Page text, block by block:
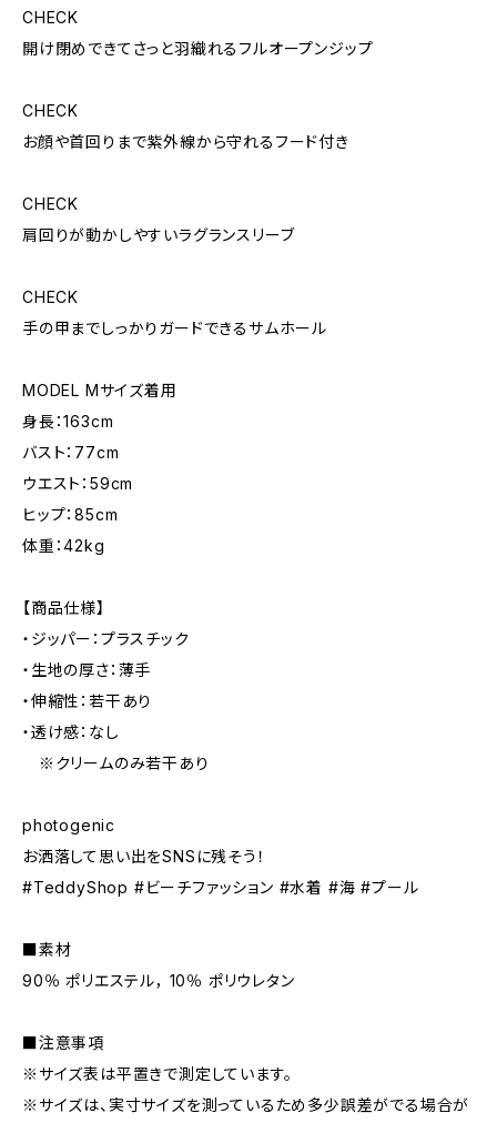
CHECK
開け閉めできてさっと羽織れるフルオープンジップ
CHECK
お顔や首回りまで紫外線から守れるフード付き
CHECK
肩回りが動かしやすいラグランスリーブ
CHECK
手の甲までしっかりガードできるサムホール
MODEL Mサイズ着用
身長：163cm
バスト：77cm
ウエスト：59cm
ヒップ：85cm
体重：42kg
【商品仕様】
・ジッパー：プラスチック
・生地の厚さ：薄手
・伸縮性：若干あり
・透け感：なし
※クリームのみ若干あり
photogenic
お洒落して思い出をSNSに残そう！
#TeddyShop #ビーチファッション #水着 #海 #プール
■素材
90％ ポリエステル， 10％ ポリウレタン
■注意事項
※サイズ表は平置きで測定しています。
※サイズは、実寸サイズを測っているため多少誤差がでる場合が